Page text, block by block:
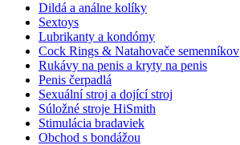
Dildá a análne kolíky
Sextoys
Lubrikanty a kondómy
Cock Rings & Natahovače semenníkov
Rukávy na penis a kryty na penis
Penis čerpadlá
Sexuální stroj a dojící stroj
Súložné stroje HiSmith
Stimulácia bradaviek
Obchod s bondážou